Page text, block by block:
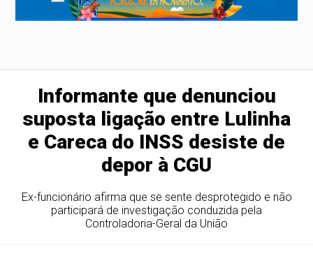
Informante que denunciou
suposta ligação entre Lulinha
e Careca do INSS desiste de
depor à CGU
Ex-funcionário afirma que se sente desprotegido e não
participará de investigação conduzida pela
Controladoria-Geral da União